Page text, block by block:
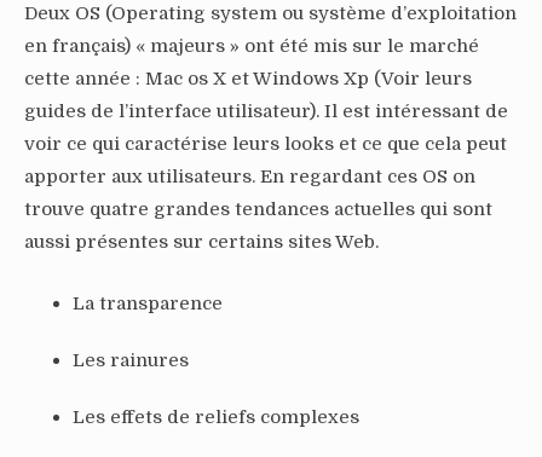
Deux OS (Operating system ou système d’exploitation
en français) « majeurs » ont été mis sur le marché
cette année : Mac os X et Windows Xp (Voir leurs
guides de l’interface utilisateur). Il est intéressant de
voir ce qui caractérise leurs looks et ce que cela peut
apporter aux utilisateurs. En regardant ces OS on
trouve quatre grandes tendances actuelles qui sont
aussi présentes sur certains sites Web.
La transparence
Les rainures
Les effets de reliefs complexes